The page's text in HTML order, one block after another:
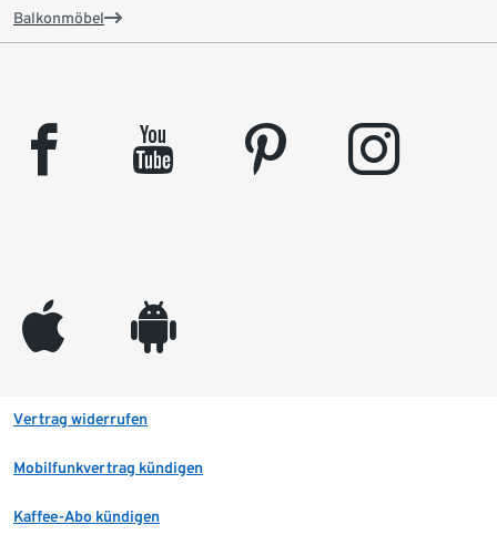
Balkonmöbel
facebook youtube pinterest instagram
appleinc android
Vertrag widerrufen
Mobilfunkvertrag kündigen
Kaffee-Abo kündigen